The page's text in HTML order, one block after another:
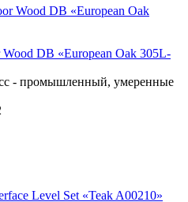
DB «European Oak 305L-
- промышленный, умеренные